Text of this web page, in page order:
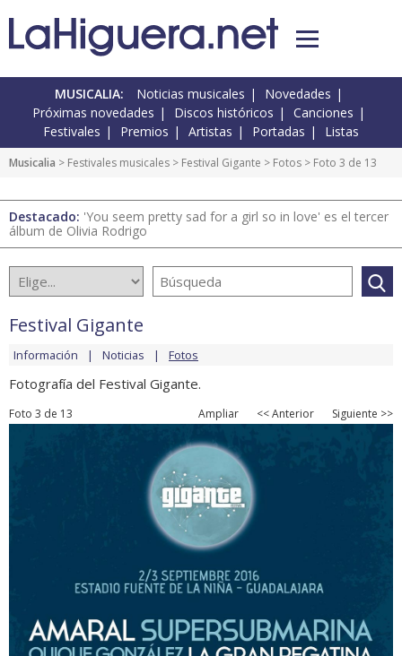
MUSICALIA: Noticias musicales
Novedades
Próximas novedades
Discos históricos
Canciones
Festivales
Premios Artistas Portadas Listas
Musicalia > Festivales musicales > Festival Gigante > Fotos > Foto 3 de 13
Destacado: 'You seem pretty sad for a girl so in love' es el tercer
álbum de Olivia Rodrigo
Festival Gigante
Información Noticias Fotos
Fotografía del Festival Gigante.
Foto 3 de 13 Ampliar << Anterior Siguiente >>